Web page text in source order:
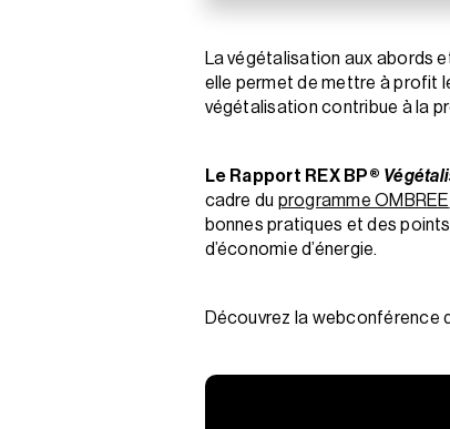
La végétalisation aux abords
elle permet de mettre à profit
végétalisation contribue à la
Le Rapport REX BP®
cadre du programme OMBREE
bonnes pratiques et des
d’économie d’énergie.
Découvrez la webconférence